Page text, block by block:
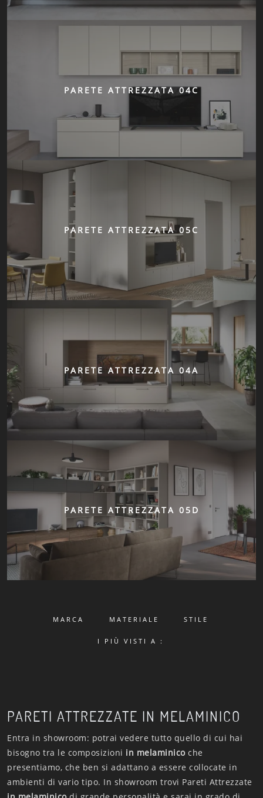
PARETE ATTREZZATA 04C
PARETE ATTREZZATA 05C
PARETE ATTREZZATA 04A
PARETE ATTREZZATA 05D
MARCA MATERIALE STILE
I PIÙ VISTI A :
PARETI ATTREZZATE IN MELAMINICO
Entra in showroom: potrai vedere tutto quello di cui hai
bisogno tra le composizioni in melaminicoche
presentiamo, che ben si adattano a essere collocate in
ambienti di vario tipo. In showroom trovi Pareti Attrezzate